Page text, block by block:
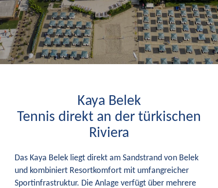
Kaya Belek
Tennis direkt an der türkischen
Riviera
Das Kaya Belek liegt direkt am Sandstrand von Belek
und kombiniert Resortkomfort mit umfangreicher
Sportinfrastruktur. Die Anlage verfügt über mehrere